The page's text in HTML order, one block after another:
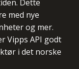
Dette
med nye
og mer.
Vipps API godt
i det norske